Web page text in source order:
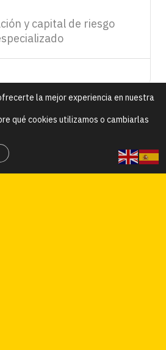
y capital de riesgo
la mejor experiencia en nuestra
qué cookies utilizamos o cambiarlas